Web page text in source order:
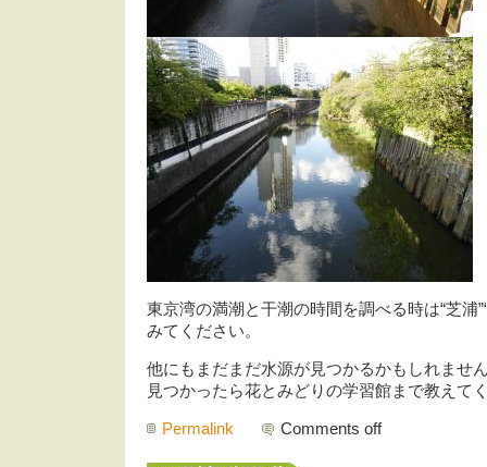
東京湾の満潮と干潮の時間を調べる時は“芝浦
みてください。
他にもまだまだ水源が見つかるかもしれませ
見つかったら花とみどりの学習館まで教えて
Permalink Comments off